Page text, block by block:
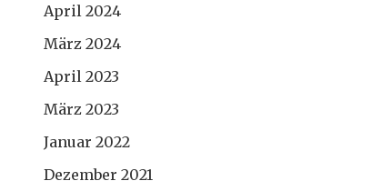
April 2024
März 2024
April 2023
März 2023
Januar 2022
Dezember 2021